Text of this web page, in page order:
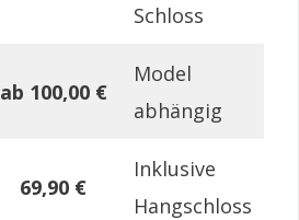
Schloss
ab 100,00 €
Model
abhängig
69,90 €
Inklusive
Hangschloss